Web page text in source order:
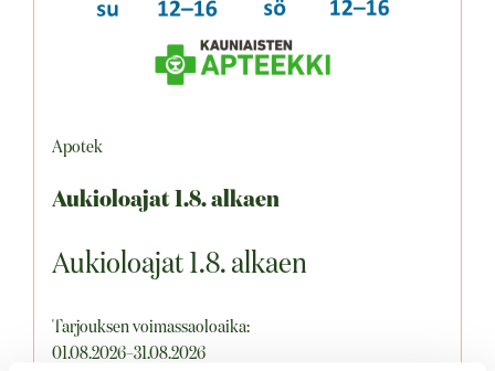
Apotek
Aukioloajat 1.8. alkaen
Aukioloajat 1.8. alkaen
Tarjouksen voimassaoloaika:
01.08.2026–31.08.2026